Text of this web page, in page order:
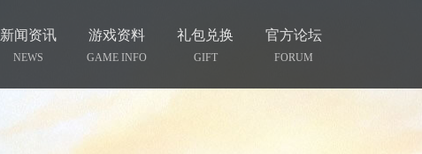
新闻资讯
NEWS
游戏资料
GAME INFO
礼包兑换
GIFT
官方论坛
FORUM